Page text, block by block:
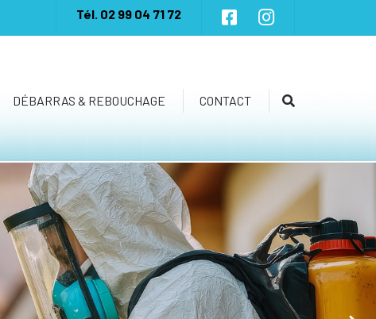
Tél. 02 99 04 71 72
DÉBARRAS & REBOUCHAGE CONTACT